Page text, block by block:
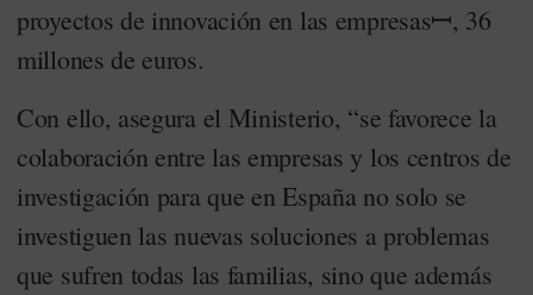
proyectos de innovación en las empresasꟷ, 36
millones de euros.
Con ello, asegura el Ministerio, “se favorece la
colaboración entre las empresas y los centros de
investigación para que en España no solo se
investiguen las nuevas soluciones a problemas
que sufren todas las familias, sino que además